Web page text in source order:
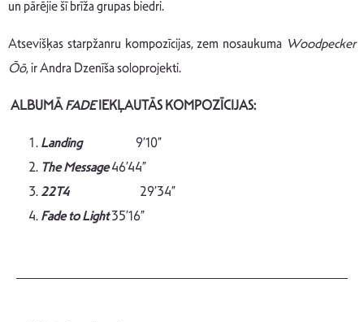
un pārējie šī brīža grupas biedri.
Atsevišķas starpžanru kompozīcijas, zem nosaukuma Woodpecker
Ōō, ir Andra Dzenīša soloprojekti.
ALBUMĀFADEIEKĻAUTĀS KOMPOZĪCIJAS:
Landing 9’10”
The Message46’44”
22T4 29’34”
Fade to Light35’16”